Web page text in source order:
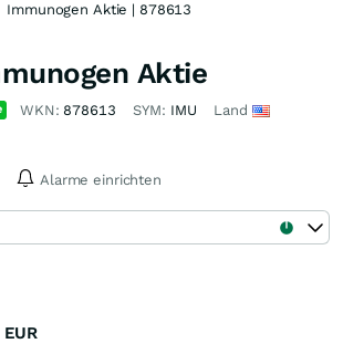
Immunogen Aktie | 878613
Aktie
WKN: 878613 SYM: IMU Land
Alarme einrichten
EUR